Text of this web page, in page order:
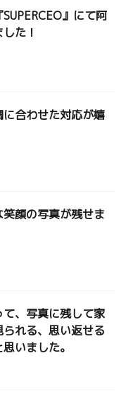
』にて阿
た！
合わせた対応が嬉
顔の写真が残せま
、写真に残して家
れる、思い返せる
いました。